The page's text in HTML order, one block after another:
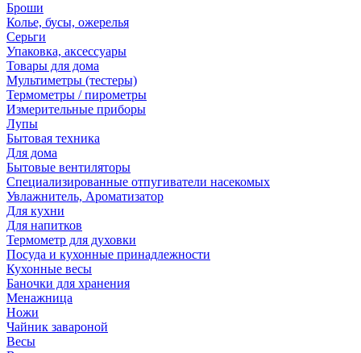
Броши
Колье, бусы, ожерелья
Серьги
Упаковка, аксессуары
Товары для дома
Мультиметры (тестеры)
Термометры / пирометры
Измерительные приборы
Лупы
Бытовая техника
Для дома
Бытовые вентиляторы
Специализированные отпугиватели насекомых
Увлажнитель, Ароматизатор
Для кухни
Для напитков
Термометр для духовки
Посуда и кухонные принадлежности
Кухонные весы
Баночки для хранения
Менажница
Ножи
Чайник завароной
Весы